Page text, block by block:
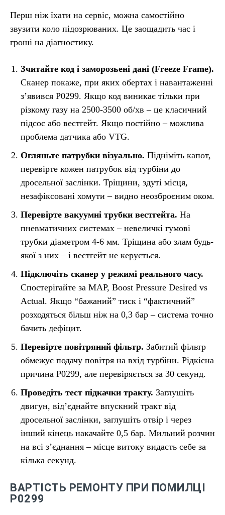
Перш ніж їхати на сервіс, можна самостійно
звузити коло підозрюваних. Це заощадить час і
гроші на діагностику.
Зчитайте код і заморозьені дані (Freeze Frame).
Сканер покаже, при яких обертах і навантаженні
з’явився P0299. Якщо код виникає тільки при
різкому газу на 2500-3500 об/хв – це класичний
підсос або вестгейт. Якщо постійно – можлива
проблема датчика або VTG.
Огляньте патрубки візуально. Підніміть капот,
перевірте кожен патрубок від турбіни до
дросельної заслінки. Тріщини, здуті місця,
незафіксовані хомути – видно неозброєним оком.
Перевірте вакуумні трубки вестгейта. На
пневматичних системах – невеличкі гумові
трубки діаметром 4-6 мм. Тріщина або злам будь-
якої з них – і вестгейт не керується.
Підключіть сканер у режимі реального часу.
Спостерігайте за MAP, Boost Pressure Desired vs
Actual. Якщо “бажаний” тиск і “фактичний”
розходяться більш ніж на 0,3 бар – система точно
бачить дефіцит.
Перевірте повітряний фільтр. Забитий фільтр
обмежує подачу повітря на вхід турбіни. Рідкісна
причина P0299, але перевіряється за 30 секунд.
Проведіть тест підкачки тракту. Заглушіть
двигун, від’єднайте впускний тракт від
дросельної заслінки, заглушіть отвір і через
інший кінець накачайте 0,5 бар. Мильний розчин
на всі з’єднання – місце витоку видасть себе за
кілька секунд.
ВАРТІСТЬ РЕМОНТУ ПРИ ПОМИЛЦІ
P0299